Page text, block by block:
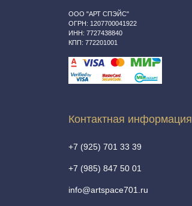
ООО "АРТ СПЭЙС"
ОГРН: 1207700041922
ИНН: 7727438840
КПП: 772201001
Контактная информация
+7 (925) 701 33 39
+7 (985) 847 50 01
info@artspace701.ru